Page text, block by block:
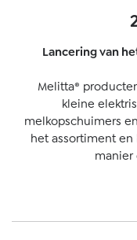
Lancering van
Melitta®
kleine
melkopschuimers
het assortiment
manier